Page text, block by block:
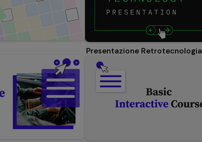
Presentazione Retrotecnologia